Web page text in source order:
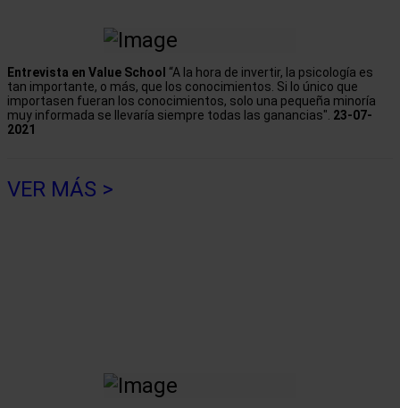
Entrevista en Value School “A la hora de invertir, la psicología es
tan importante, o más, que los conocimientos. Si lo único que
importasen fueran los conocimientos, solo una pequeña minoría
muy informada se llevaría siempre todas las ganancias". 23-07-
2021
VER MÁS >